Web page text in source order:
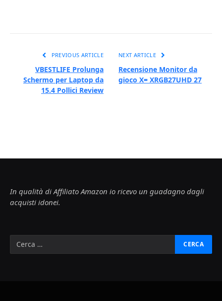
PREVIOUS ARTICLE
VBESTLIFE Prolunga
Schermo per Laptop da
15.4 Pollici Review
NEXT ARTICLE
Recensione Monitor da
gioco X= XRGB27UHD 27
In qualità di Affiliato Amazon io ricevo un guadagno dagli
acquisti idonei.